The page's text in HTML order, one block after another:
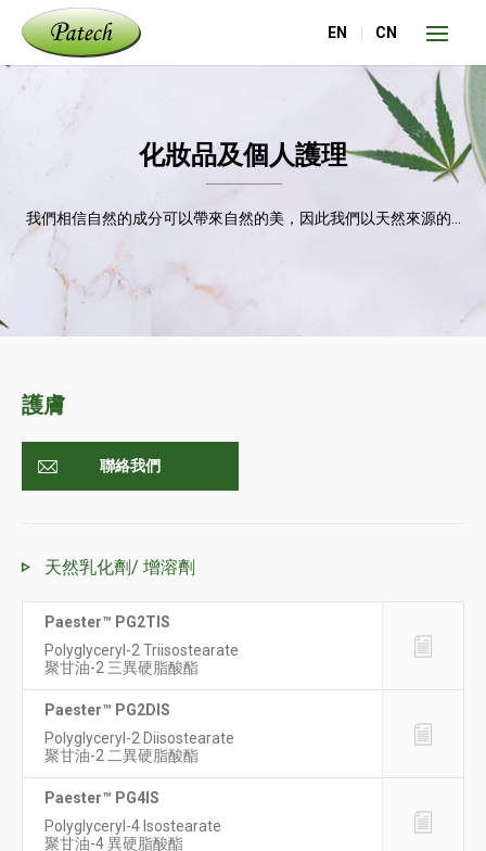
EN CN
化妝品及個人護理
我們相信自然的成分可以帶來自然的美，因此我們以天然來源的...
護膚
聯絡我們
天然乳化劑/ 增溶劑
Paester™ PG2TIS
Polyglyceryl-2 Triisostearate
聚甘油-2 三異硬脂酸酯
Paester™ PG2DIS
Polyglyceryl-2 Diisostearate
聚甘油-2 二異硬脂酸酯
Paester™ PG4IS
Polyglyceryl-4 Isostearate
聚甘油-4 異硬脂酸酯